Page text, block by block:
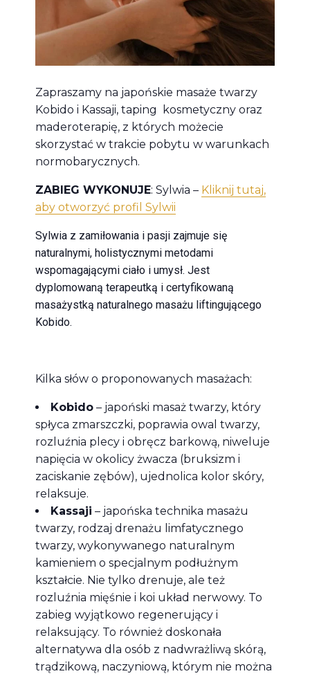
Zapraszamy na japońskie masaże twarzy
Kobido i Kassaji, taping kosmetyczny oraz
maderoterapię, z których możecie
skorzystać w trakcie pobytu w warunkach
normobarycznych.
ZABIEG WYKONUJE: Sylwia – Kliknij tutaj,
aby otworzyć profil Sylwii
Sylwia z zamiłowania i pasji zajmuje się
naturalnymi, holistycznymi metodami
wspomagającymi ciało i umysł. Jest
dyplomowaną terapeutką i certyfikowaną
masażystką naturalnego masażu liftingującego
Kobido.
Kilka słów o proponowanych masażach:
Kobido – japoński masaż twarzy, który
spłyca zmarszczki, poprawia owal twarzy,
rozluźnia plecy i obręcz barkową, niweluje
napięcia w okolicy żwacza (bruksizm i
zaciskanie zębów), ujednolica kolor skóry,
relaksuje.
Kassaji – japońska technika masażu
twarzy, rodzaj drenażu limfatycznego
twarzy, wykonywanego naturalnym
kamieniem o specjalnym podłużnym
kształcie. Nie tylko drenuje, ale też
rozluźnia mięśnie i koi układ nerwowy. To
zabieg wyjątkowo regenerujący i
relaksujący. To również doskonała
alternatywa dla osób z nadwrażliwą skórą,
trądzikową, naczyniową, którym nie można